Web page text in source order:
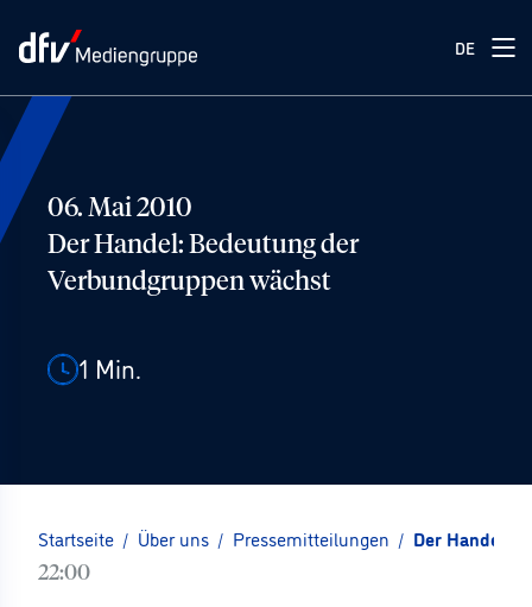
DE
06. Mai 2010
Der Handel: Bedeutung der
Verbundgruppen wächst
1 Min.
Startseite / Über uns / Pressemitteilungen / Der Handel:
22:00